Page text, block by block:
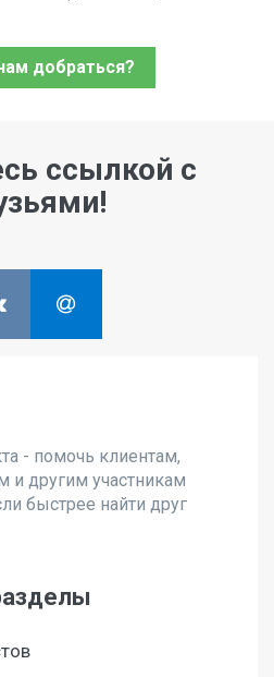
добраться?
ссылкой с
- помочь клиентам,
и другим участникам
быстрее найти друг